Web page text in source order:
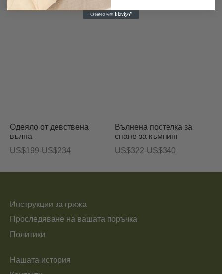
US$694
Одеяло от девствена
вълна
US$199-US$234
Ценови
US$234
Вълнена постелка за
спане за къмпинг
US$322-US$340
Ценови
Инструкции за грижа
Проследяване на вашата поръчка
Политики
Нашата история